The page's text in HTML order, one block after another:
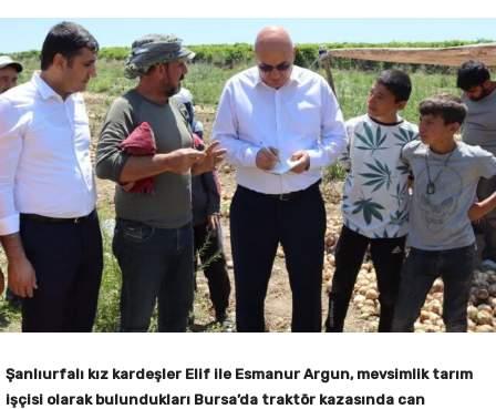
Şanlıurfalı kız kardeşler Elif ile Esmanur Argun, mevsimlik tarım
işçisi olarak bulundukları Bursa’da traktör kazasında can